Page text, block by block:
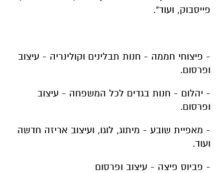
פייסבוק, ועוד".
- פיצוחי חממה - חנות תבלינים וקולינריה - עיצוב
ופרסום.
- יהלום - חנות בגדים לכל המשפחה - עיצוב
ופרסום.
- מאפיית שובע - מיתוג, לוגו, ועיצוב אריזה חדשה
ועוד.
- פביוס פיצה - עיצוב ופרסום